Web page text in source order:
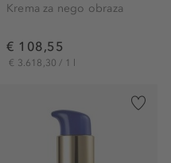
Krema za nego obraza
€ 108,55
€ 3.618,30 / 1 l